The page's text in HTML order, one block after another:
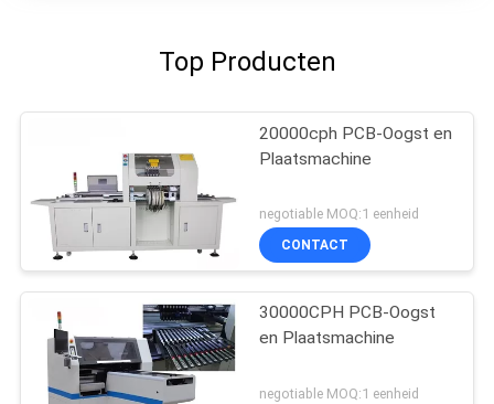
Top Producten
20000cph PCB-Oogst en
Plaatsmachine
negotiable MOQ:1 eenheid
CONTACT
30000CPH PCB-Oogst
en Plaatsmachine
negotiable MOQ:1 eenheid